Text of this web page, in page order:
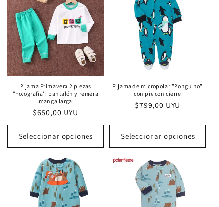
Pijama Primavera 2 piezas
"Fotografía": pantalón y remera
manga larga
Precio
habitual
$650,00 UYU
Seleccionar opciones
Pijama de micropolar "Ponguino"
con pie con cierre
Precio
$799,00 UYU
Seleccionar opciones